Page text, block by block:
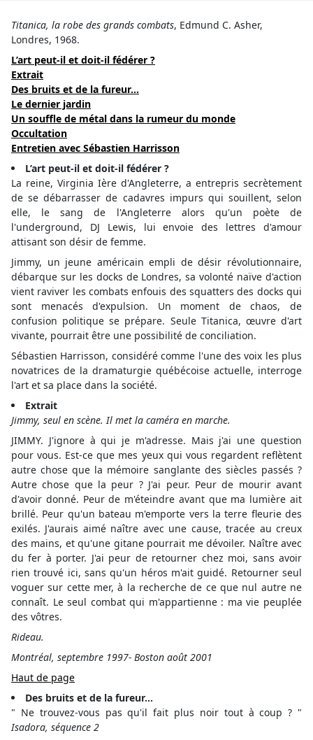
Titanica, la robe des grands combats, Edmund C. Asher,
Londres, 1968.
L’art peut-il et doit-il fédérer ?
Extrait
Des bruits et de la fureur…
Le dernier jardin
Un souffle de métal dans la rumeur du monde
Occultation
Entretien avec Sébastien Harrisson
L’art peut-il et doit-il fédérer ?
La reine, Virginia Ière d'Angleterre, a entrepris secrètement
de se débarrasser de cadavres impurs qui souillent, selon
elle, le sang de l'Angleterre alors qu'un poète de
l'underground, DJ Lewis, lui envoie des lettres d'amour
attisant son désir de femme.
Jimmy, un jeune américain empli de désir révolutionnaire,
débarque sur les docks de Londres, sa volonté naïve d'action
vient raviver les combats enfouis des squatters des docks qui
sont menacés d'expulsion. Un moment de chaos, de
confusion politique se prépare. Seule Titanica, œuvre d'art
vivante, pourrait être une possibilité de conciliation.
Sébastien Harrisson, considéré comme l'une des voix les plus
novatrices de la dramaturgie québécoise actuelle, interroge
l'art et sa place dans la société.
Extrait
Jimmy, seul en scène. Il met la caméra en marche.
JIMMY. J'ignore à qui je m'adresse. Mais j'ai une question
pour vous. Est-ce que mes yeux qui vous regardent reflètent
autre chose que la mémoire sanglante des siècles passés ?
Autre chose que la peur ? J'ai peur. Peur de mourir avant
d'avoir donné. Peur de m'éteindre avant que ma lumière ait
brillé. Peur qu'un bateau m'emporte vers la terre fleurie des
exilés. J'aurais aimé naître avec une cause, tracée au creux
des mains, et qu'une gitane pourrait me dévoiler. Naître avec
du fer à porter. J'ai peur de retourner chez moi, sans avoir
rien trouvé ici, sans qu'un héros m'ait guidé. Retourner seul
voguer sur cette mer, à la recherche de ce que nul autre ne
connaît. Le seul combat qui m'appartienne : ma vie peuplée
des vôtres.
Rideau.
Montréal, septembre 1997- Boston août 2001
Haut de page
Des bruits et de la fureur…
" Ne trouvez-vous pas qu'il fait plus noir tout à coup ? "
Isadora, séquence 2